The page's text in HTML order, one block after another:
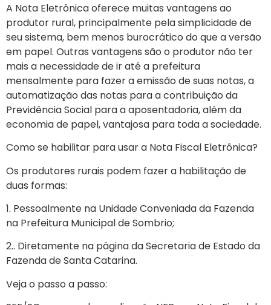
A Nota Eletrônica oferece muitas vantagens ao
produtor rural, principalmente pela simplicidade de
seu sistema, bem menos burocrático do que a versão
em papel. Outras vantagens são o produtor não ter
mais a necessidade de ir até a prefeitura
mensalmente para fazer a emissão de suas notas, a
automatização das notas para a contribuição da
Previdência Social para a aposentadoria, além da
economia de papel, vantajosa para toda a sociedade.
Como se habilitar para usar a Nota Fiscal Eletrônica?
Os produtores rurais podem fazer a habilitação de
duas formas:
1. Pessoalmente na Unidade Conveniada da Fazenda
na Prefeitura Municipal de Sombrio;
2.. Diretamente na página da Secretaria de Estado da
Fazenda de Santa Catarina.
Veja o passo a passo: